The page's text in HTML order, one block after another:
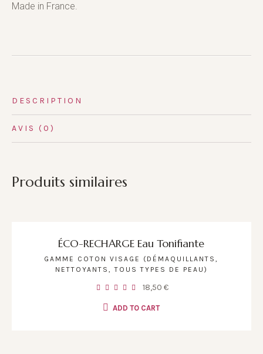
Made in France.
DESCRIPTION
AVIS (0)
Produits similaires
ÉCO-RECHARGE Eau Tonifiante
GAMME COTON VISAGE (DÉMAQUILLANTS,
NETTOYANTS, TOUS TYPES DE PEAU)
18,50 €
ADD TO CART